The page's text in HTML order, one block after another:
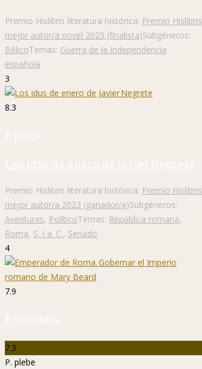
Premio Hislibris literatura histórica: Premio Hislibris
mejor autor/a novel 2025 (finalista)Subgéneros:
BélicoTemas: Guerra de la Independencia
española
3
8.3
P. plebe
Los idus de enero de Javier Negrete
Premio Hislibris literatura histórica: Premio Hislibris
mejor autor/a 2023 (ganador/a)Subgéneros:
Aventuras, PolíticoTemas: República romana,
Roma, S. I a. C., Senado
4
7.9
P. Hislibris
7.3
P. plebe